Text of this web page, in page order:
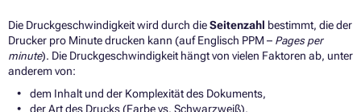
Die Druckgeschwindigkeit wird durch dieSeitenzahl bestimmt, die der
Drucker pro Minute drucken kann (auf Englisch PPM – Pages per
minute). Die Druckgeschwindigkeit hängt von vielen Faktoren ab, unter
anderem von:
dem Inhalt und der Komplexität des Dokuments,
der Art des Drucks (Farbe vs. Schwarzweiß),